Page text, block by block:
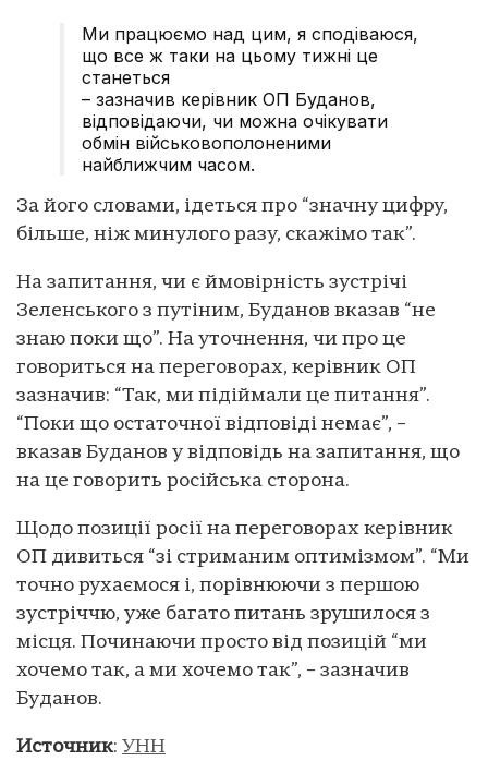
Ми працюємо над цим, я сподіваюся,
що все ж таки на цьому тижні це
станеться
– зазначив керівник ОП Буданов,
відповідаючи, чи можна очікувати
обмін військовополоненими
найближчим часом.
За його словами, ідеться про “значну цифру,
більше, ніж минулого разу, скажімо так”.
На запитання, чи є ймовірність зустрічі
Зеленського з путіним, Буданов вказав “не
знаю поки що”. На уточнення, чи про це
говориться на переговорах, керівник ОП
зазначив: “Так, ми підіймали це питання”.
“Поки що остаточної відповіді немає”, –
вказав Буданов у відповідь на запитання, що
на це говорить російська сторона.
Щодо позиції росії на переговорах керівник
ОП дивиться “зі стриманим оптимізмом”. “Ми
точно рухаємося і, порівнюючи з першою
зустріччю, уже багато питань зрушилося з
місця. Починаючи просто від позицій “ми
хочемо так, а ми хочемо так”, – зазначив
Буданов.
Источник: УНН